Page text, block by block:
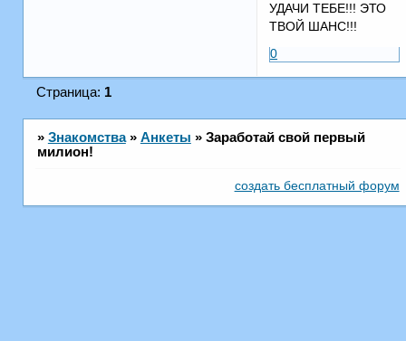
УДАЧИ ТЕБЕ!!! ЭТО
ТВОЙ ШАНС!!!
0
Страница: 1
» Знакомства » Анкеты » Заработай свой первый
милион!
создать бесплатный форум